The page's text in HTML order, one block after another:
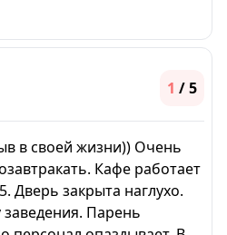
1 / 5
в своей жизни)) Очень
Кафе работает
Дверь закрыта наглухо.
Парень